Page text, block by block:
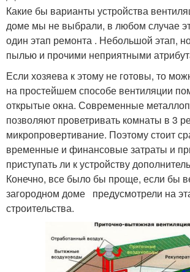
Какие бы варианты устройства
доме мы не выбрали, в любом случае
один этап ремонта . Небольшой этап,
пылью и прочими неприятными
Если хозяева к этому не готовы, то
на простейшем способе вентиляции
открытые окна. Современные
позволяют проветривать комнаты в 3
микропровертивание. Поэтому стоит
временные и финансовые затраты и
приступать ли к устройству
Конечно, все было бы проще, если бы
загородном доме предусмотрели на
строительства.